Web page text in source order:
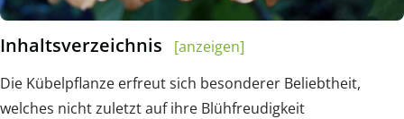
Inhaltsverzeichnis
[anzeigen]
Die Kübelpflanze erfreut sich besonderer Beliebtheit,
welches nicht zuletzt auf ihre Blühfreudigkeit